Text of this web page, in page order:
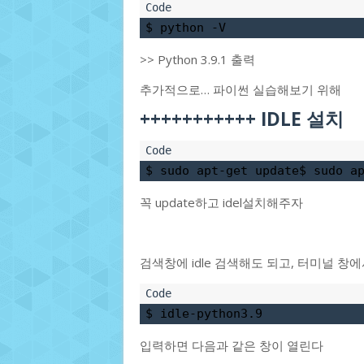
$ python -V
>> Python 3.9.1 출력
추가적으로… 파이썬 실습해보기 위해
+++++++++++ IDLE 설치
$ sudo apt-get update$
꼭 update하고 idel설치해주자
검색창에 idle 검색해도 되고, 터미널 창에
$ idle-python3.9
입력하면 다음과 같은 창이 열린다